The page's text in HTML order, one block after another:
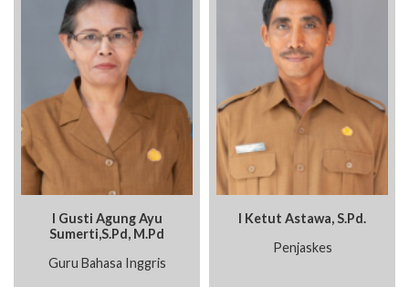
I Gusti Agung Ayu
Sumerti,S.Pd, M.Pd
Guru Bahasa Inggris
I Ketut Astawa, S.Pd.
Penjaskes